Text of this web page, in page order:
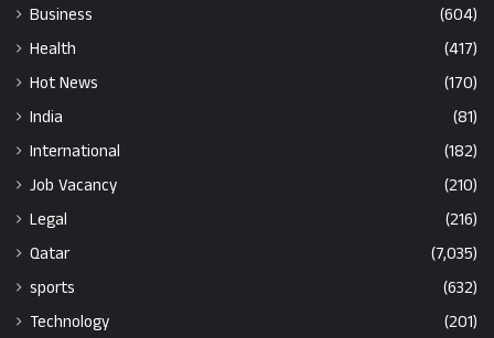
Business
(604)
Health
(417)
Hot News
(170)
India
(81)
International
(182)
Job Vacancy
(210)
Legal
(216)
Qatar
(7,035)
sports
(632)
Technology
(201)